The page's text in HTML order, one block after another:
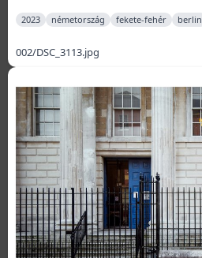
2023 németország fekete-fehér berlin
002/DSC_3113.jpg